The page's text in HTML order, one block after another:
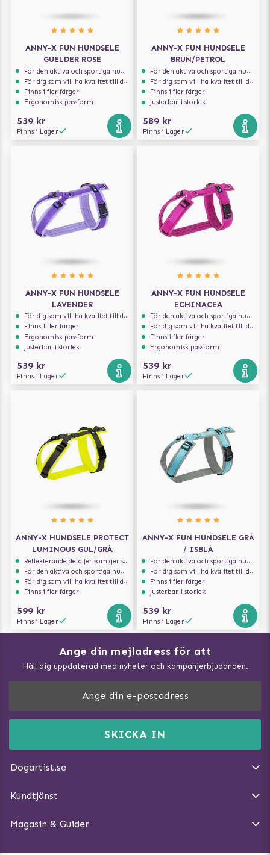
ANNY-X FUN HUNDSELE
GUELDER ROSE
För den aktiva och sportiga hunden
För dig som vill ha kvalitet till din hund!
Finns i fler färger
Ergonomisk passform
539 kr
Finns i Lager
ANNY-X FUN HUNDSELE
BRUN/PETROL
För den aktiva och sportiga hunden
För dig som vill ha kvalitet till din hund!
Finns i fler färger
Justerbar i storlek
589 kr
Finns i Lager
ANNY-X FUN HUNDSELE
LAVENDER
För dig som vill ha kvalitet till din hund!
Finns i fler färger
Ergonomisk passform
Justerbar i storlek
539 kr
Finns i Lager
ANNY-X FUN HUNDSELE
ECHINACEA
För den aktiva och sportiga hunden
För dig som vill ha kvalitet till din hund!
Finns i fler färger
Ergonomisk passform
539 kr
Finns i Lager
ANNY-X HUNDSELE PROTECT
LUMINOUS GUL/GRÅ
Reflekterande detaljer som ger synlighet i svagt ljus
För den aktiva och sportiga hunden
För dig som vill ha kvalitet till din hund!
Finns i fler färger
599 kr
Finns i Lager
ANNY-X FUN HUNDSELE GRÅ
/ ISBLÅ
För den aktiva och sportiga hunden
För dig som vill ha kvalitet till din hund!
Finns i fler färger
Justerbar i storlek
539 kr
Finns i Lager
Ange din mejladress för att
Håll dig uppdaterad med nyheter och kampanjerbjudanden.
SKICKA IN
Dogartist.se
DogArtist.se drivs av:
E-post:info@dogartist.se
Kundtjänst
Ångra Köp
Magasin & Guider
Vad kan hundar äta?
Träna Nose Work hemma
Så gör du promenaden roligare
Hundbäddar